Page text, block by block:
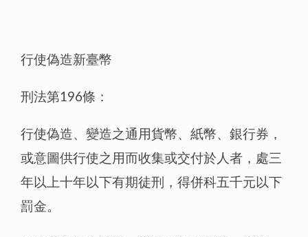
行使偽造新臺幣
刑法第196條：
行使偽造、變造之通用貨幣、紙幣、銀行券，
或意圖供行使之用而收集或交付於人者，處三
年以上十年以下有期徒刑，得併科五千元以下
罰金。